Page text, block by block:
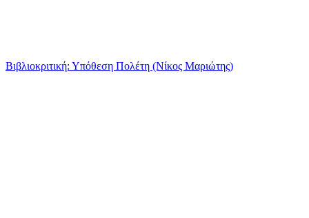
Βιβλιοκριτική: Υπόθεση Πολέτη (Νίκος Μαριώτης)